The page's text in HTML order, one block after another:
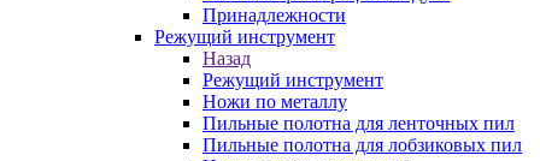
Принадлежности
Режущий инструмент
Назад
Режущий инструмент
Ножи по металлу
Пильные полотна для ленточных пил
Пильные полотна для лобзиковых пил